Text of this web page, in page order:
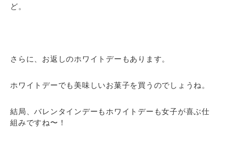
ど。
さらに、お返しのホワイトデーもあります。
ホワイトデーでも美味しいお菓子を買うのでしょうね。
結局、バレンタインデーもホワイトデーも女子が喜ぶ仕
組みですね〜！